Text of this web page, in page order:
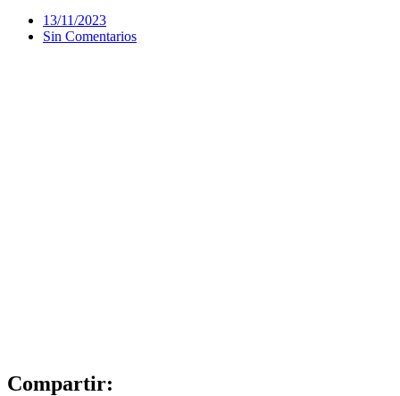
13/11/2023
Sin Comentarios
Compartir: